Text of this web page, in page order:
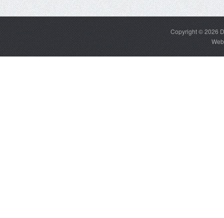
Copyright © 2026